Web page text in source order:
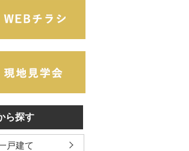
ら探す
戸建て